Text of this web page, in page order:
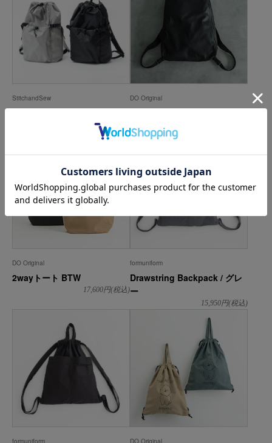
StitchandSew
18,150 円(税込)
DO Original
DO Original
2wayトート BTW
17,600円(税込)
formuniform
Drawstring Backpack / グレ
ー
15,950円(税込)
formuniform DO Original